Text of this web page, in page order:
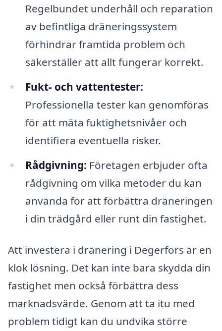
Regelbundet underhåll och reparation
av befintliga dräneringssystem
förhindrar framtida problem och
säkerställer att allt fungerar korrekt.
Fukt- och vattentester:
Professionella tester kan genomföras
för att mäta fuktighetsnivåer och
identifiera eventuella risker.
Rådgivning: Företagen erbjuder ofta
rådgivning om vilka metoder du kan
använda för att förbättra dräneringen
i din trädgård eller runt din fastighet.
Att investera i dränering i Degerfors är en
klok lösning. Det kan inte bara skydda din
fastighet men också förbättra dess
marknadsvärde. Genom att ta itu med
problem tidigt kan du undvika större